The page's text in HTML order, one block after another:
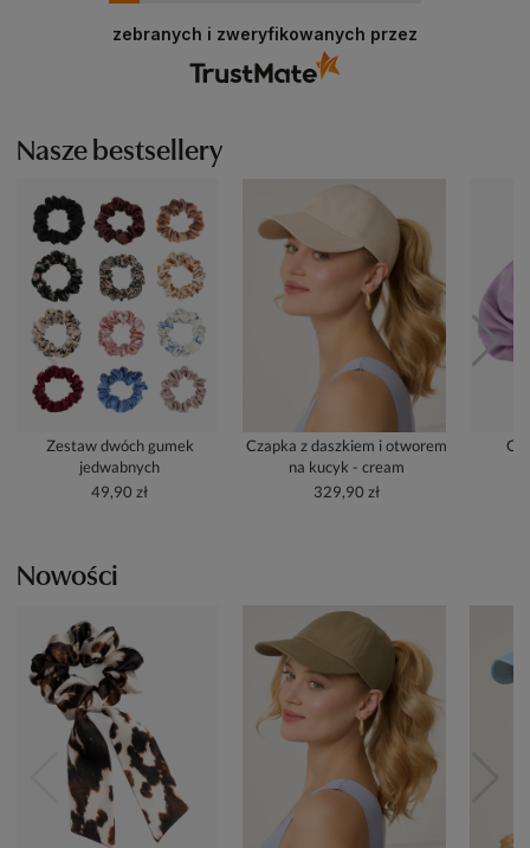
zebranych i zweryfikowanych przez
Nasze bestsellery
Zestaw dwóch gumek
jedwabnych
49,90 zł
Czapka z daszkiem i otworem
na kucyk - cream
329,90 zł
Nowości